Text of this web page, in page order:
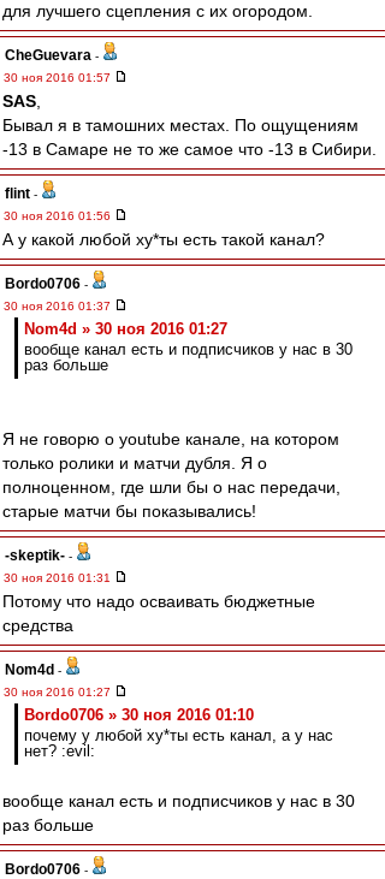
для лучшего сцепления с их огородом.
CheGuevara -
30 ноя 2016 01:57
SAS
Бывал я в тамошних местах. По ощущениям
-13 в Самаре не то же самое что -13 в Сибири.
flint -
30 ноя 2016 01:56
А у какой любой ху*ты есть такой канал?
Bordo0706 -
30 ноя 2016 01:37
Nom4d » 30 ноя 2016 01:27
вообще канал есть и подписчиков у нас в 30
раз больше
Я не говорю о youtube канале, на котором
только ролики и матчи дубля. Я о
полноценном, где шли бы о нас передачи,
старые матчи бы показывались!
-skeptik- -
30 ноя 2016 01:31
Потому что надо осваивать бюджетные
средства
Nom4d -
30 ноя 2016 01:27
Bordo0706 » 30 ноя 2016 01:10
почему у любой ху*ты есть канал, а у нас
нет? :evil:
вообще канал есть и подписчиков у нас в 30
раз больше
Bordo0706 -